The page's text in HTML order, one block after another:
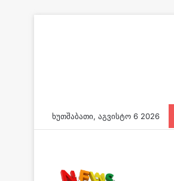
ხუთშაბათი, აგვისტო 6 2026